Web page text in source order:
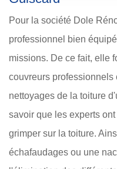
Pour la société Dole
professionnel bien
missions. De ce fait, elle
couvreurs
nettoyages de la toiture
savoir que les experts
grimper sur la toiture.
échafaudages ou une